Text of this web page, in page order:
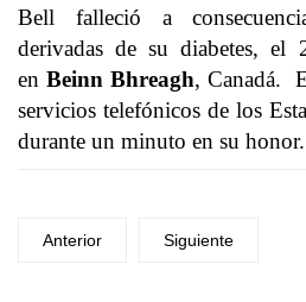
Bell falleció a
derivadas de su diabetes, el
en Beinn Bhreagh, Canadá.
servicios telefónicos de los
durante un minuto en su honor.
Anterior Siguiente